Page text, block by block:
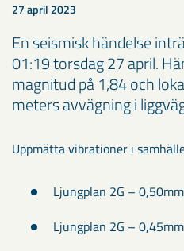
27 april 2023
En seismisk händelse
01:19 torsdag 27 april.
magnitud på 1,84 och
meters avvägning i
Uppmätta vibrationer i
Ljungplan 2G –
Ljungplan 2G –